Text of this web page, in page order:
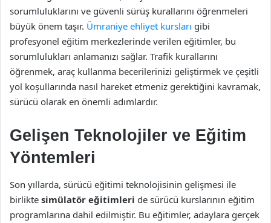
sorumluluklarını ve güvenli sürüş kurallarını öğrenmeleri
büyük önem taşır. Ümraniye ehliyet kursları gibi
profesyonel eğitim merkezlerinde verilen eğitimler, bu
sorumlulukları anlamanızı sağlar. Trafik kurallarını
öğrenmek, araç kullanma becerilerinizi geliştirmek ve çeşitli
yol koşullarında nasıl hareket etmeniz gerektiğini kavramak,
sürücü olarak en önemli adımlardır.
Gelişen Teknolojiler ve Eğitim
Yöntemleri
Son yıllarda, sürücü eğitimi teknolojisinin gelişmesi ile
birlikte simülatör eğitimleri de sürücü kurslarının eğitim
programlarına dahil edilmiştir. Bu eğitimler, adaylara gerçek